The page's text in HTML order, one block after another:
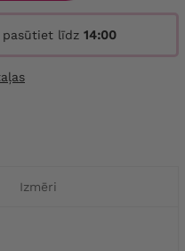
līdz 14:00
Izmēri